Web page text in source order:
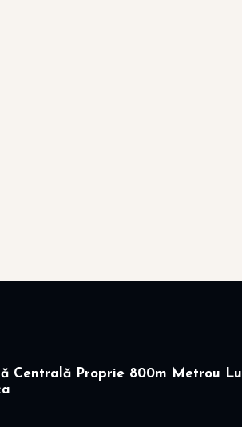
Centrală Proprie 800m Metrou